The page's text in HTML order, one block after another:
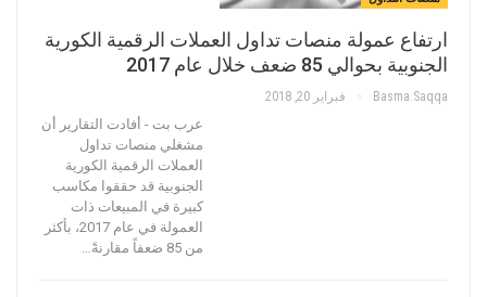
ارتفاع عمولة منصات تداول العملات الرقمية الكورية
الجنوبية بحوالي 85 ضعف خلال عام 2017
Basma.saqqa فبراير 20, 2018
عرب بت - أفادت التقارير أن
مشغلي منصات تداول
العملات الرقمية الكورية
الجنوبية قد حققوا مكاسب
كبيرة في المبيعات ذات
العمولة في عام 2017، بأكثر
من 85 ضعفاً مقارنةً…